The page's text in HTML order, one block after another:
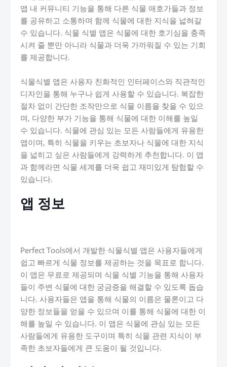
앱 내 커뮤니티 기능을 통해 다른 식물 애호가들과 정보
를 공유하고 소통하며 함께 식물에 대한 지식을 넓혀갈
수 있습니다. 식물 식별 앱은 식물에 대한 호기심을 충족
시켜 줄 뿐만 아니라 식물과 더욱 가까워질 수 있는 기회
를 제공합니다.
식물식별 앱은 사용자 친화적인 인터페이스와 직관적인
디자인을 통해 누구나 쉽게 사용할 수 있습니다. 복잡한
절차 없이 간단한 조작만으로 식물 이름을 찾을 수 있으
며, 다양한 부가 기능을 통해 식물에 대한 이해를 높일
수 있습니다. 식물에 관심 있는 모든 사람들에게 유용한
앱이며, 특히 식물을 키우는 초보자나 식물에 대한 지식
을 넓히고 싶은 사람들에게 강력하게 추천합니다. 이 앱
과 함께라면 식물 세계를 더욱 쉽고 재미있게 탐험할 수
있습니다.
앱 정보
Perfect Tools에서 개발한 식물식별 앱은 사용자들에게
쉽고 빠르게 식물 정보를 제공하는 것을 목표로 합니다.
이 앱은 무료로 제공되며 식물 식별 기능을 통해 사용자
들이 주변 식물에 대한 궁금증을 해결할 수 있도록 돕습
니다. 사용자들은 앱을 통해 식물의 이름은 물론이고 다
양한 정보들을 얻을 수 있으며 이를 통해 식물에 대한 이
해를 높일 수 있습니다. 이 앱은 식물에 관심 있는 모든
사람들에게 유용한 도구이며 특히 식물 관련 지식이 부
족한 초보자들에게 큰 도움이 될 것입니다.